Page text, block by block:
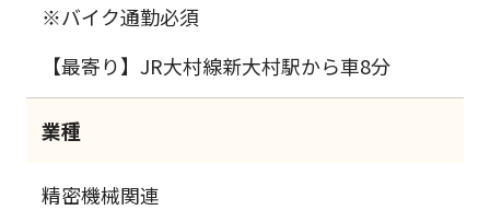
※バイク通勤必須
【最寄り】JR大村線新大村駅から車8分
業種
精密機械関連